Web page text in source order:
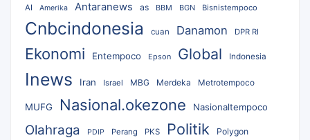
AI Amerika Antaranews as BBM BGN Bisnistempoco
Cnbcindonesia cuan Danamon DPR RI
Ekonomi Entempoco Epson Global Indonesia
Inews Iran Israel MBG Merdeka Metrotempoco
MUFG Nasional.okezone Nasionaltempoco
Olahraga PDIP Perang PKS Politik Polygon